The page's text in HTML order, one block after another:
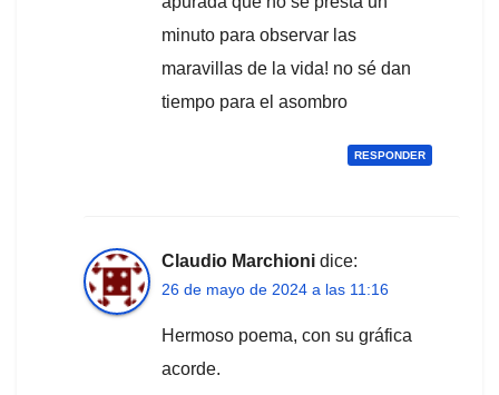
minuto para observar las
maravillas de la vida! no sé dan
tiempo para el asombro
RESPONDER
Claudio Marchioni dice:
26 de mayo de 2024 a las 11:16
Hermoso poema, con su gráfica
acorde.